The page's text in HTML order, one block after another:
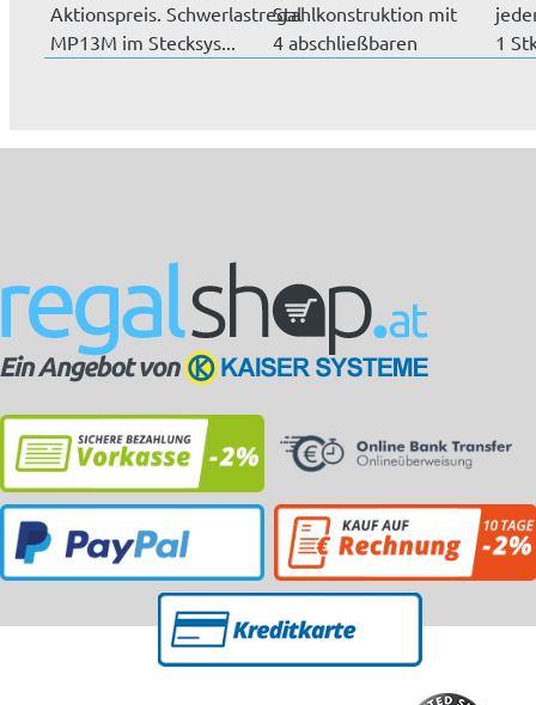
Aktionspreis. Schwerlastregal
MP13M im Stecksys...
Stahlkonstruktion mit
4 abschließbaren
1